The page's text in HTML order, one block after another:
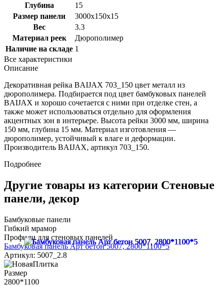
Глубина
15
Размер панели
3000x150x15
Вес
3.3
Материал реек
Дюрополимер
Наличие на складе 1
Все характеристики
Описание
Декоративная рейка BAIJAX 703_150 цвет металл из
дюрополимера. Подбирается под цвет бамбуковых панелей
BAIJAX и хорошо сочетается с ними при отделке стен, а
также может использоваться отдельно для оформления
акцентных зон в интерьере. Высота рейки 3000 мм, ширина
150 мм, глубина 15 мм. Материал изготовления —
дюрополимер, устойчивый к влаге и деформации.
Производитель BAIJAX, артикул 703_150.
Подробнее
Другие товары из категории Стеновые
панели, декор
Бамбуковые панели
Гибкий мрамор
Профили для стеновых панелей
Бамбуковая панель Арт бетон 5007, 2800*1100*5
Артикул: 5007_2.8
Размер
2800*1100